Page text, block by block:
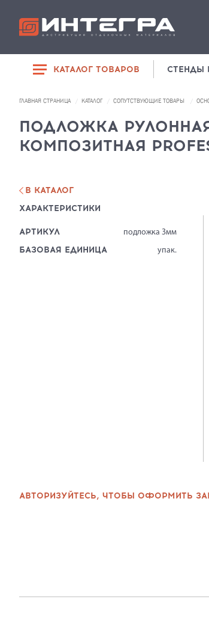
КАТАЛОГ ТОВАРОВ
SPC-ЛАМИНАТ
ЛАМИНАТ
ЛИНОЛЕУМ
КОМПЛЕКТУЮЩИЕ
СОПУТСТВУЮЩИЕ
СТЕНДЫ
РАСПРОДАЖА
ДИЛЕРАМ
О КОМПАНИИ
ГЛАВНАЯ СТРАНИЦА КАТАЛОГ СОПУТСТВУЮЩИЕ ТОВАРЫ
ПОДЛОЖКА
КОМПОЗИТНАЯ
В КАТАЛОГ
ХАРАКТЕРИСТИКИ
АРТИКУЛ подложка 3мм
БАЗОВАЯ ЕДИНИЦА упак.
АВТОРИЗУЙТЕСЬ, ЧТОБЫ ОФОРМИТЬ